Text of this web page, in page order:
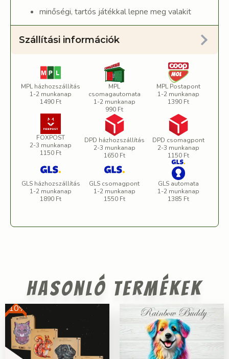
minőségi, tartós játékkal lepne meg valakit
Szállítási információk
MPL házhozszállítás
1-2 munkanap
1490 Ft
MPL
csomagautomata
1-2 munkanap
990 Ft
MPL Postapont
1-2 munkanap
1390 Ft
FOXPOST
2-3 munkanap
1150 Ft
DPD házhozszállítás
2-3 munkanap
1650 Ft
DPD csomagpont
2-3 munkanap
1150 Ft
GLS házhozszállítás
1-2 munkanap
1890 Ft
GLS csomagpont
1-2 munkanap
1550 Ft
GLS automata
1-2 munkanap
1385 Ft
Hasonló termékek
-10%